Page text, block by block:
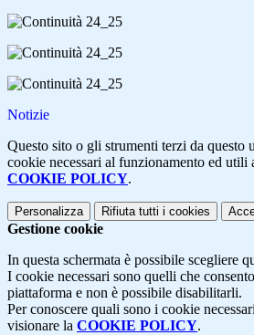
Notizie
Questo sito o gli strumenti terzi da questo
cookie necessari al funzionamento ed
COOKIE POLICY.
Personalizza Rifiuta tutti i cookies
Gestione cookie
In questa schermata è possibile scegliere
I cookie necessari sono quelli che
piattaforma e non è possibile disabilitarli.
Per conoscere quali sono i cookie
visionare la COOKIE POLICY.